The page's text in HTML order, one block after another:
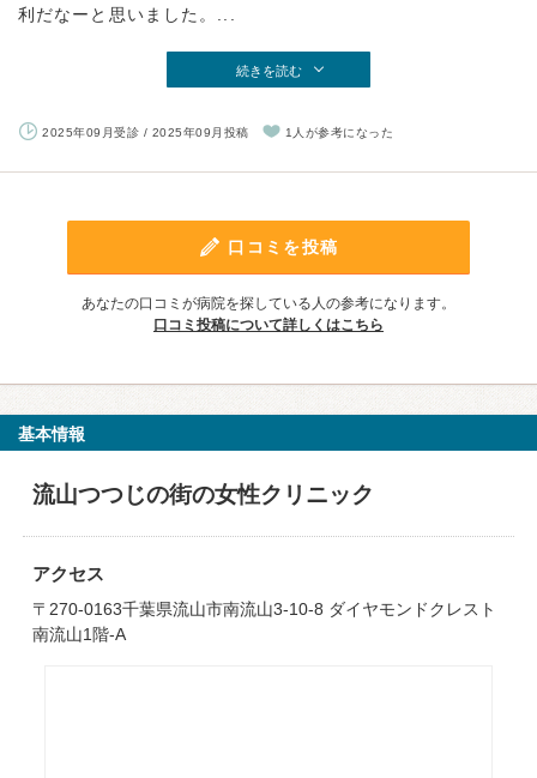
利だなーと思いました。...
続きを読む
2025年09月受診 / 2025年09月投稿 1人が参考になった
口コミを投稿
あなたの口コミが病院を探している人の参考になります。
口コミ投稿について詳しくはこちら
基本情報
流山つつじの街の女性クリニック
アクセス
〒270-0163千葉県流山市南流山3-10-8 ダイヤモンドクレスト
南流山1階-A